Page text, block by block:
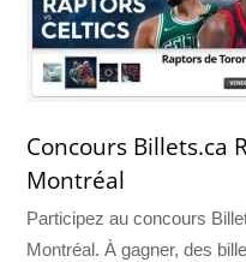
Concours Billets.ca
Montréal
Participez au concours
Montréal. À gagner, des